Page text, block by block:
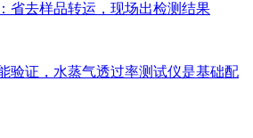
省去样品转运，现场出检测结果
验证，水蒸气透过率测试仪是基础配